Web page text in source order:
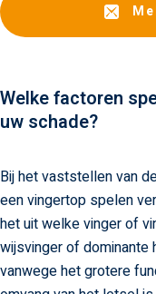
Welke factoren
uw schade?
Bij het vaststellen van
een vingertop spelen
het uit welke vinger of
wijsvinger of dominante
vanwege het grotere